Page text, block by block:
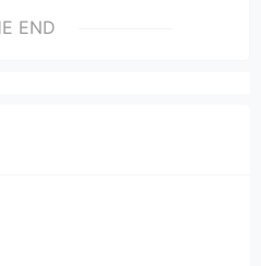
月 10Gbps 1个 60美元/年
/月 点此购买
及测试文件地址：
及测试文件地址：
END